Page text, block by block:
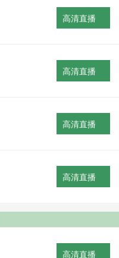
高清直播
高清直播
高清直播
高清直播
高清直播